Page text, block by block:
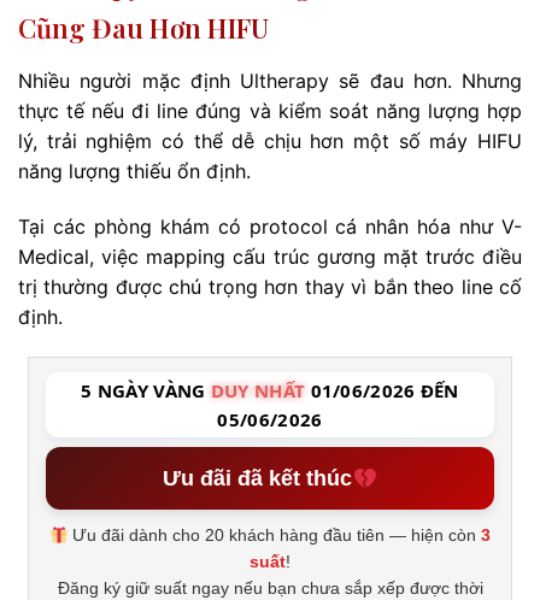
Cũng Đau Hơn HIFU
Nhiều người mặc định Ultherapy sẽ đau hơn. Nhưng
thực tế nếu đi line đúng và kiểm soát năng lượng hợp
lý, trải nghiệm có thể dễ chịu hơn một số máy HIFU
năng lượng thiếu ổn định.
Tại các phòng khám có protocol cá nhân hóa như V-
Medical, việc mapping cấu trúc gương mặt trước điều
trị thường được chú trọng hơn thay vì bắn theo line cố
định.
5 NGÀY VÀNG DUY NHẤT 01/06/2026 ĐẾN
05/06/2026
Ưu đãi đã kết thúc
Ưu đãi dành cho 20 khách hàng đầu tiên — hiện còn3
suất!
Đăng ký giữ suất ngay nếu bạn chưa sắp xếp được thời